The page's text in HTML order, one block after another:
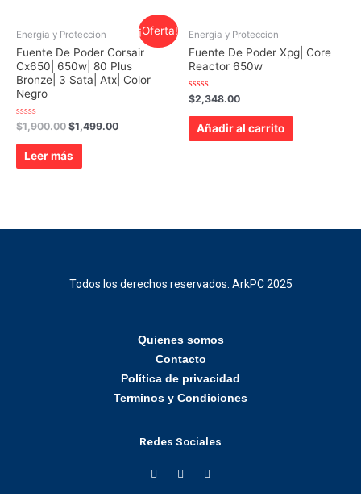
¡Oferta!
Energia y Proteccion
Fuente De Poder Corsair
Cx650| 650w| 80 Plus
Bronze| 3 Sata| Atx| Color
Negro
Valorado
con
0
de
$1,900.00 $1,499.00
Leer más
Energia y Proteccion
Fuente De Poder Xpg| Core
Reactor 650w
Valorado
con
0
$2,348.00
Añadir al carrito
Todos los derechos reservados. ArkPC 2025
Quienes somos
Contacto
Política de privacidad
Terminos y Condiciones
Redes Sociales